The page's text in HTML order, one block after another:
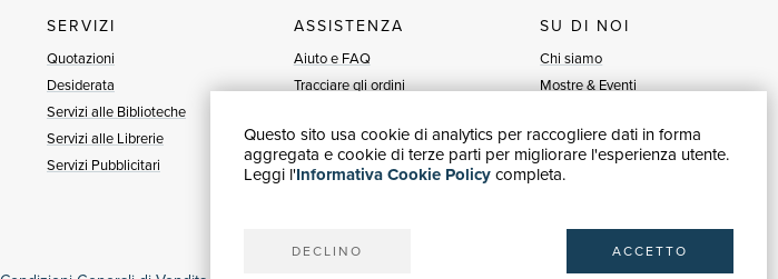
Questo sito usa cookie di analytics per raccogliere dati in forma
aggregata e cookie di terze parti per migliorare l'esperienza utente.
Leggi l'Informativa Cookie Policycompleta.
DECLINO ACCETTO
SERVIZI
Quotazioni
Desiderata
Servizi alle Biblioteche
Servizi alle Librerie
Servizi Pubblicitari
ASSISTENZA
Aiuto e FAQ
Tracciare gli ordini
Fatturazione
Carta del Docente / 18App
SU DI NOI
Chi siamo
Mostre & Eventi
Blog
Vendi con noi